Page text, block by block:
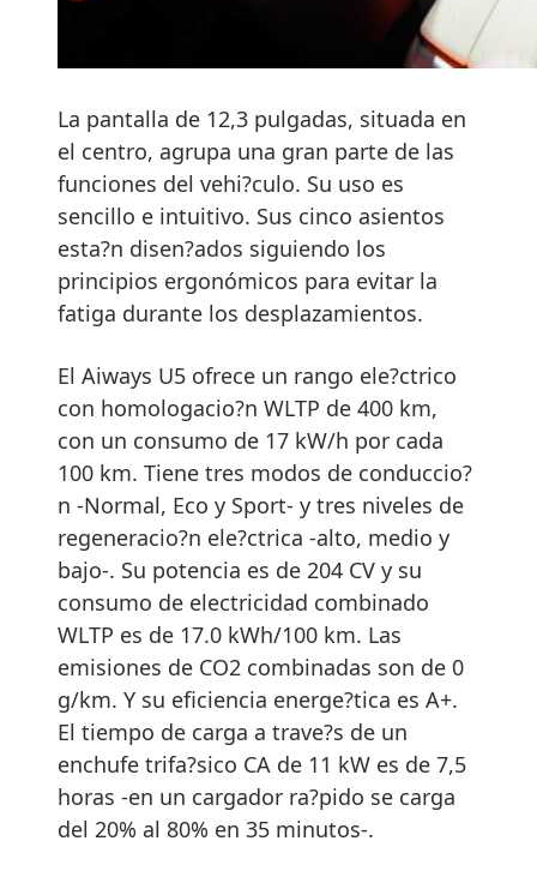
La pantalla de 12,3 pulgadas, situada en
el centro, agrupa una gran parte de las
funciones del vehi?culo. Su uso es
sencillo e intuitivo. Sus cinco asientos
esta?n disen?ados siguiendo los
principios ergonómicos para evitar la
fatiga durante los desplazamientos.
El Aiways U5 ofrece un rango ele?ctrico
con homologacio?n WLTP de 400 km,
con un consumo de 17 kW/h por cada
100 km. Tiene tres modos de conduccio?
n -Normal, Eco y Sport- y tres niveles de
regeneracio?n ele?ctrica -alto, medio y
bajo-. Su potencia es de 204 CV y su
consumo de electricidad combinado
WLTP es de 17.0 kWh/100 km. Las
emisiones de CO2 combinadas son de 0
g/km. Y su eficiencia energe?tica es A+.
El tiempo de carga a trave?s de un
enchufe trifa?sico CA de 11 kW es de 7,5
horas -en un cargador ra?pido se carga
del 20% al 80% en 35 minutos-.